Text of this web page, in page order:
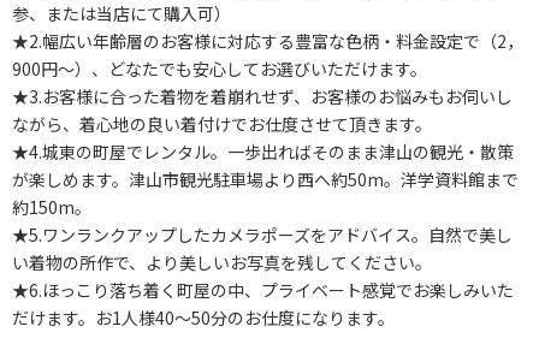
参、または当店にて購入可）
★2.幅広い年齢層のお客様に対応する豊富な色柄・料金設定で（2，
900円～）、どなたでも安心してお選びいただけます。
★3.お客様に合った着物を着崩れせず、お客様のお悩みもお伺いし
ながら、着心地の良い着付けでお仕度させて頂きます。
★4.城東の町屋でレンタル。一歩出ればそのまま津山の観光・散策
が楽しめます。津山市観光駐車場より西へ約50m。洋学資料館まで
約150m。
★5.ワンランクアップしたカメラポーズをアドバイス。自然で美し
い着物の所作で、より美しいお写真を残してください。
★6.ほっこり落ち着く町屋の中、プライベート感覚でお楽しみいた
だけます。お1人様40～50分のお仕度になります。